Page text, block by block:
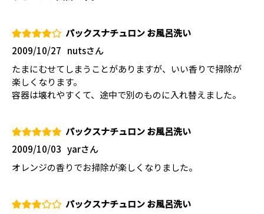
パックスナチュロン お風呂洗い
nutsさん
2009/10/27
たまにむせてしまうことがありますが、いい香りで掃除が
楽しくなります。
容器は壊れやすくて、途中で別のものに入れ替えました。
パックスナチュロン お風呂洗い
yarさん
2009/10/03
オレンジの香りでお掃除が楽しくなりました。
パックスナチュロン お風呂洗い